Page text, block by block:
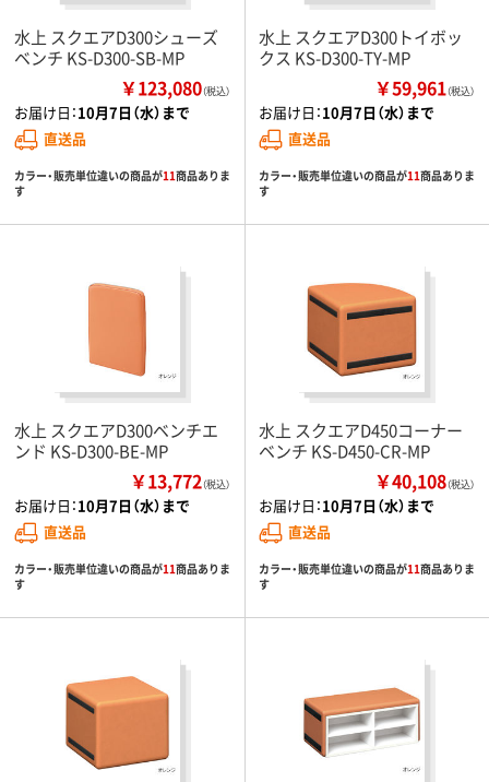
水上 スクエアD300シューズ
ベンチ KS-D300-SB-MP
￥123,080（税込）
お届け日：10月7日（水）まで
直送品
カラー・販売単位違いの商品が11商品ありま
す
水上 スクエアD300トイボッ
クス KS-D300-TY-MP
￥59,961（税込）
お届け日：10月7日（水）まで
直送品
カラー・販売単位違いの商品が11商品ありま
す
水上 スクエアD300ベンチエ
ンド KS-D300-BE-MP
￥13,772（税込）
お届け日：10月7日（水）まで
直送品
カラー・販売単位違いの商品が11商品ありま
す
水上 スクエアD450コーナー
ベンチ KS-D450-CR-MP
￥40,108（税込）
お届け日：10月7日（水）まで
直送品
カラー・販売単位違いの商品が11商品ありま
す